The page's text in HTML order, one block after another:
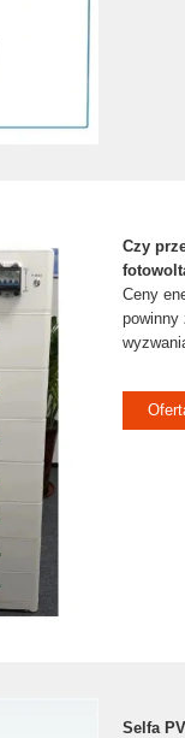
Czy
Ceny
powinny
Selfa PV